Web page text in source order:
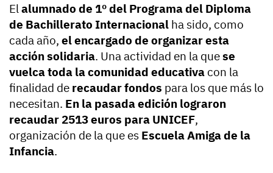
El alumnado de 1º del Programa del Diploma
de Bachillerato Internacional ha sido, como
cada año, el encargado de organizar esta
acción solidaria. Una actividad en la quese
vuelca toda la comunidad educativa con la
finalidad de recaudar fondos para los que más lo
necesitan. En la pasada edición lograron
recaudar 2513 euros para UNICEF,
organización de la que es Escuela Amiga de la
Infancia.